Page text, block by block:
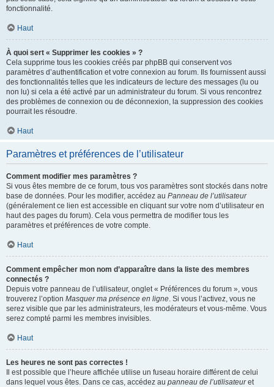
fonctionnalité.
Haut
À quoi sert « Supprimer les cookies » ?
Cela supprime tous les cookies créés par phpBB qui conservent vos
paramètres d’authentification et votre connexion au forum. Ils fournissent aussi
des fonctionnalités telles que les indicateurs de lecture des messages (lu ou
non lu) si cela a été activé par un administrateur du forum. Si vous rencontrez
des problèmes de connexion ou de déconnexion, la suppression des cookies
pourrait les résoudre.
Haut
Paramètres et préférences de l’utilisateur
Comment modifier mes paramètres ?
Si vous êtes membre de ce forum, tous vos paramètres sont stockés dans notre
base de données. Pour les modifier, accédez au Panneau de l’utilisateur
(généralement ce lien est accessible en cliquant sur votre nom d’utilisateur en
haut des pages du forum). Cela vous permettra de modifier tous les
paramètres et préférences de votre compte.
Haut
Comment empêcher mon nom d’apparaître dans la liste des membres
connectés ?
Depuis votre panneau de l’utilisateur, onglet « Préférences du forum », vous
trouverez l’option Masquer ma présence en ligne. Si vous l’activez, vous ne
serez visible que par les administrateurs, les modérateurs et vous-même. Vous
serez compté parmi les membres invisibles.
Haut
Les heures ne sont pas correctes !
Il est possible que l’heure affichée utilise un fuseau horaire différent de celui
dans lequel vous êtes. Dans ce cas, accédez au panneau de l’utilisateuret